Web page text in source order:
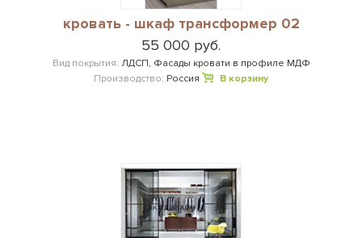
кровать - шкаф трансформер 02
55 000 руб.
Вид покрытия: ЛДСП, Фасады кровати в профиле МДФ
Производство: Россия В корзину